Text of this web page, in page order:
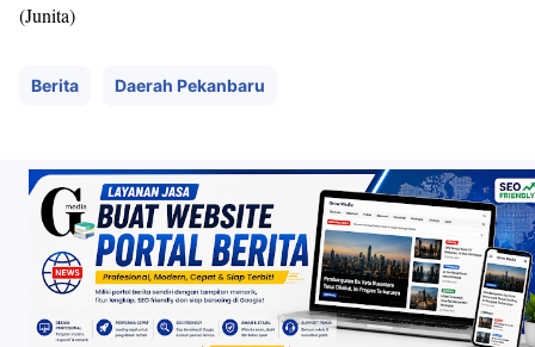
(Junita)
Berita Daerah Pekanbaru